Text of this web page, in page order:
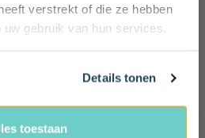
verstrekt of die ze hebben
gebruik van hun services.
Details tonen
toestaan
snel en heel gemakkelijk